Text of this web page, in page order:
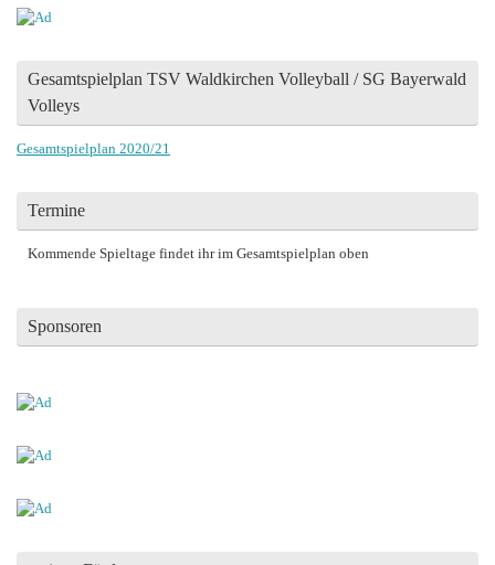
Gesamtspielplan TSV Waldkirchen Volleyball / SG Bayerwald
Volleys
Gesamtspielplan 2020/21
Termine
Kommende Spieltage findet ihr im Gesamtspielplan oben
Sponsoren